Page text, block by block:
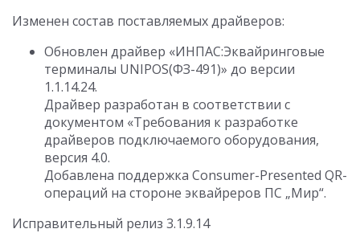
Изменен состав поставляемых драйверов:
Обновлен драйвер «ИНПАС:Эквайринговые
терминалы UNIPOS(ФЗ-491)» до версии
1.1.14.24.
Драйвер разработан в соответствии с
документом «Требования к разработке
драйверов подключаемого оборудования,
версия 4.0.
Добавлена поддержка Consumer-Presented QR-
операций на стороне эквайреров ПС „Мир“.
Исправительный релиз 3.1.9.14